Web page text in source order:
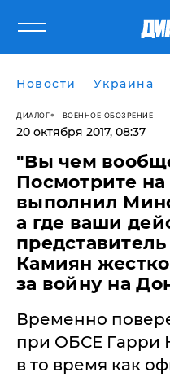
Новости Украина
ДИАЛОГ ВОЕННОЕ ОБОЗРЕНИЕ
20 октября 2017, 08:37
"Вы чем
Посмотрите
выполнил
а где ваши
Камиян
за войну на
Временно
при ОБСЕ Гарри
в то время как